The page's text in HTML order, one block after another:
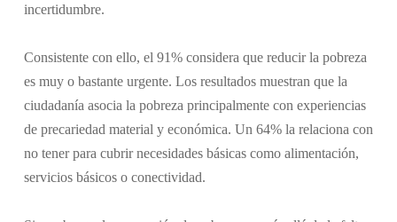
incertidumbre.
Consistente con ello, el 91% considera que reducir la pobreza
es muy o bastante urgente. Los resultados muestran que la
ciudadanía asocia la pobreza principalmente con experiencias
de precariedad material y económica. Un 64% la relaciona con
no tener para cubrir necesidades básicas como alimentación,
servicios básicos o conectividad.